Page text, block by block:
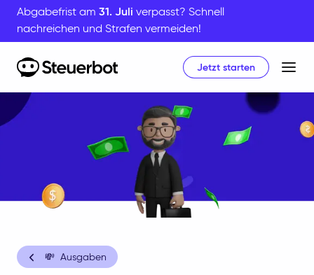
Abgabefrist am 31. Juli verpasst? Schnell
nachreichen und Strafen vermeiden!
Jetzt starten
💸 Ausgaben